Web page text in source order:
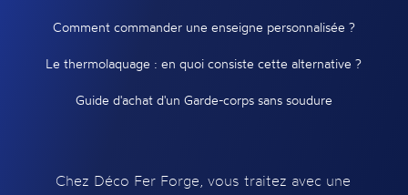
Comment commander une enseigne personnalisée ?
Le thermolaquage : en quoi consiste cette alternative ?
Guide d'achat d'un Garde-corps sans soudure
Chez Déco Fer Forge, vous traitez avec une